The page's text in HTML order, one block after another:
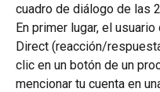
cuadro de diálogo de las
En primer lugar, el
Direct (reacción/
clic en un botón de un
mencionar tu cuenta en